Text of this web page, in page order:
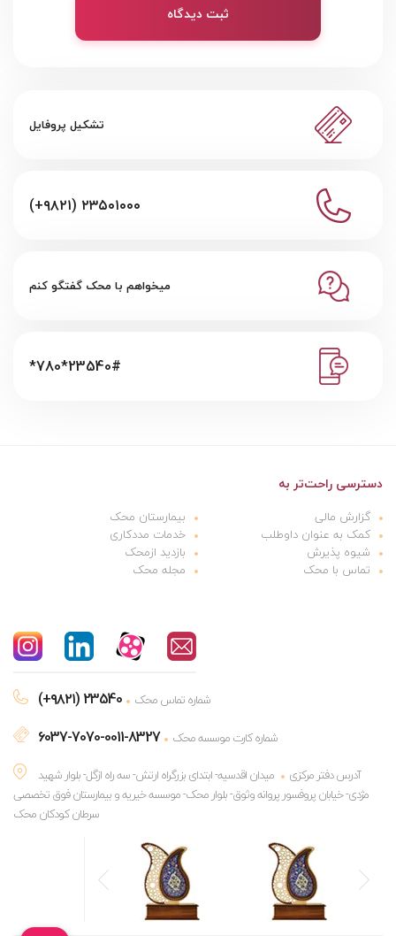
ثبت دیدگاه
تشکیل پروفایل
(+۹۸۲۱) ۲۳۵۰۱۰۰۰
میخواهم با محک گفتگو کنم
*780*23540#
دسترسی راحت‌تر به
گزارش مالی
بیمارستان محک
کمک به عنوان داوطلب
خدمات مددکاری
شیوه پذیرش
بازدید ازمحک
تماس با محک
مجله محک
(+۹۸۲۱) 23540 شماره تماس محک
6037-7070-0011-8327
شماره کارت موسسه محک
آدرس دفتر مرکزی
میدان اقدسیه- ابتدای بزرگراه ارتش- سه راه ازگل- بلوار شهید
مژدی- خیابان پروفسور پروانه وثوق- بلوار محک- موسسه خیریه و بیمارستان فوق تخصصی
سرطان کودکان محک